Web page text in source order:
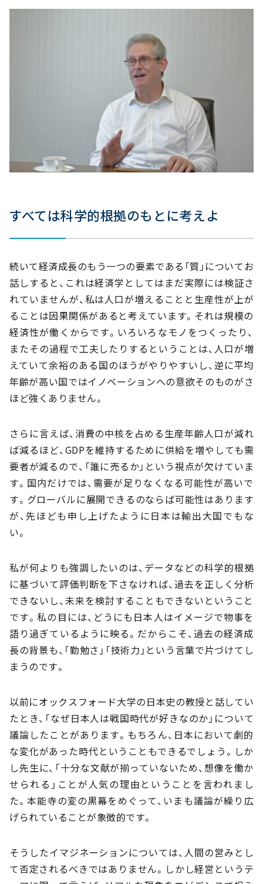
すべては科学的根拠のもとに考えよ
続いて経済成長のもう一つの要素である「質」についてお
話しすると、これは経済学としてはまだ実際には検証さ
れていませんが、私は人口が増えることと生産性が上が
ることは因果関係があると考えています。それは規模の
経済性が働くからです。いろいろなモノをつくったり、
またその過程で工夫したりするということは、人口が増
えていて余裕のある国のほうがやりやすいし、逆に平均
年齢が高い国ではイノベーションへの意欲そのものがさ
ほど強くありません。
さらに言えば、消費の中核を占める生産年齢人口が減れ
ば減るほど、GDPを維持するために供給を増やしても需
要者が減るので、「誰に売るか」という視点が欠けていま
す。国内だけでは、需要が足りなくなる可能性が高いで
す。グローバルに展開できるのならば可能性はあります
が、先ほども申し上げたように日本は輸出大国でもな
い。
私が何よりも強調したいのは、データなどの科学的根拠
に基づいて評価判断を下さなければ、過去を正しく分析
できないし、未来を検討することもできないということ
です。私の目には、どうにも日本人はイメージで物事を
語り過ぎているように映る。だからこそ、過去の経済成
長の背景も、「勤勉さ」「技術力」という言葉で片づけてし
まうのです。
以前にオックスフォード大学の日本史の教授と話してい
たとき、「なぜ日本人は戦国時代が好きなのか」について
議論したことがあります。もちろん、日本において劇的
な変化があった時代ということもできるでしょう。しか
し先生に、「十分な文献が揃っていないため、想像を働か
せられる」ことが人気の理由ということを言われまし
た。本能寺の変の黒幕をめぐって、いまも議論が繰り広
げられていることが象徴的です。
そうしたイマジネーションについては、人間の営みとし
て否定されるべきではありません。しかし経営というテ